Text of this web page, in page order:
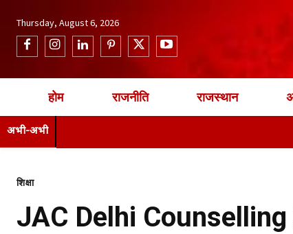
Thursday, August 6, 2026
होम राजनीति राजस्थान
अभी-अभी
शिक्षा
JAC Delhi Counselling